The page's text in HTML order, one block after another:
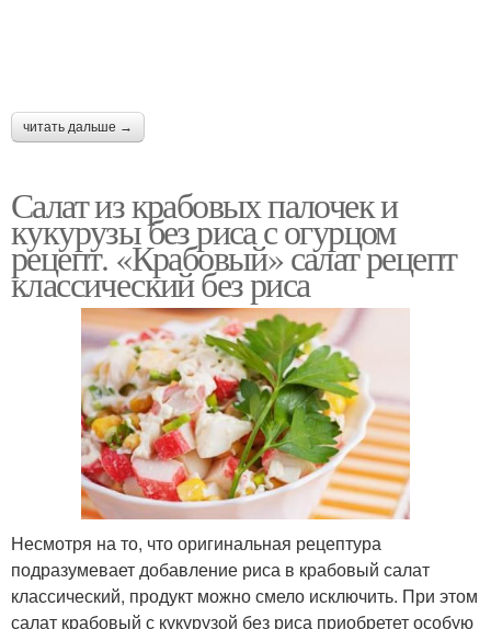
читать дальше →
Салат из крабовых палочек и
кукурузы без риса с огурцом
рецепт. «Крабовый» салат рецепт
классический без риса
Несмотря на то, что оригинальная рецептура
подразумевает добавление риса в крабовый салат
классический, продукт можно смело исключить. При этом
салат крабовый с кукурузой без риса приобретет особую